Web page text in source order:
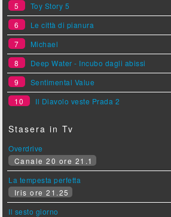
5
Toy Story 5
6
Le città di pianura
7
Michael
8
Deep Water - Incubo dagli abissi
9
Sentimental Value
10
Il Diavolo veste Prada 2
Stasera in Tv
Overdrive
Canale 20 ore 21.1
La tempesta perfetta
Iris ore 21.25
Il sesto giorno